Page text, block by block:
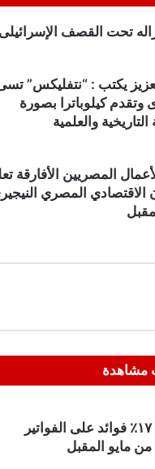
تحت القصف الإسرائيلى
يكتب : “نتفليكس”
وتقدم كيلوباترا بصورة
والعلمية
المصريين الأفارقة
الاقتصادي المصري
مشاهدة
الكهرباء تطبق ١٧٪ فوائد على الفواتير
من مايو المقبل